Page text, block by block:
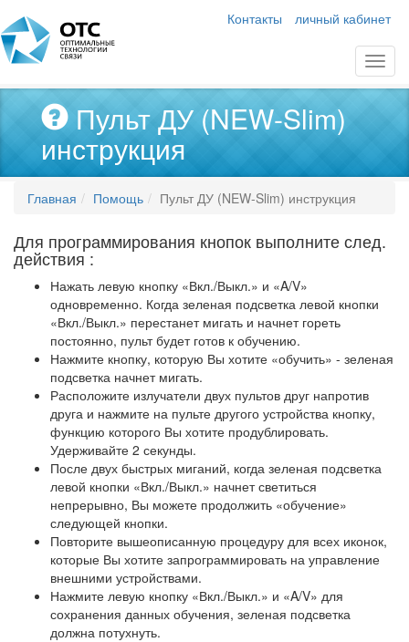
Контакты личный кабинет
Пульт ДУ (NEW-Slim)
инструкция
Главная Помощь Пульт ДУ (NEW-Slim) инструкция
Для программирования кнопок выполните след.
действия :
Нажать левую кнопку «Вкл./Выкл.» и «A/V»
одновременно. Когда зеленая подсветка левой кнопки
«Вкл./Выкл.» перестанет мигать и начнет гореть
постоянно, пульт будет готов к обучению.
Нажмите кнопку, которую Вы хотите «обучить» - зеленая
подсветка начнет мигать.
Расположите излучатели двух пультов друг напротив
друга и нажмите на пульте другого устройства кнопку,
функцию которого Вы хотите продублировать.
Удерживайте 2 секунды.
После двух быстрых миганий, когда зеленая подсветка
левой кнопки «Вкл./Выкл.» начнет светиться
непрерывно, Вы можете продолжить «обучение»
следующей кнопки.
Повторите вышеописанную процедуру для всех иконок,
которые Вы хотите запрограммировать на управление
внешними устройствами.
Нажмите левую кнопку «Вкл./Выкл.» и «A/V» для
сохранения данных обучения, зеленая подсветка
должна потухнуть.